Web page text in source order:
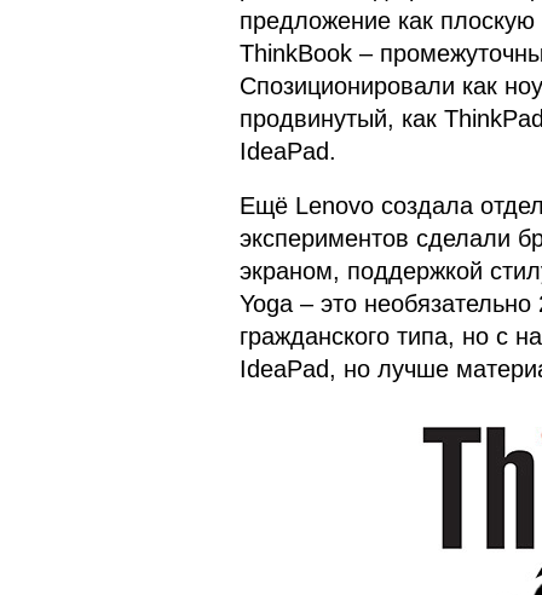
предложение как
ThinkBook –
Спозиционировали как
продвинутый, как
IdeaPad.
Ещё Lenovo создала
экспериментов сделали
экраном, поддержкой
Yoga – это необязательно
гражданского типа, но с
IdeaPad, но лучше